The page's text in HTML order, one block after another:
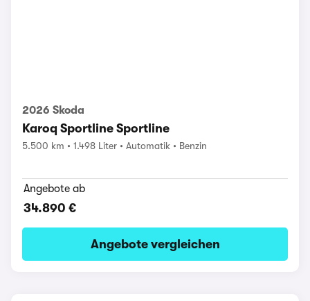
2026 Skoda
Karoq Sportline Sportline
5.500 km 1.498 Liter Automatik Benzin
Angebote ab
34.890 €
Angebote vergleichen